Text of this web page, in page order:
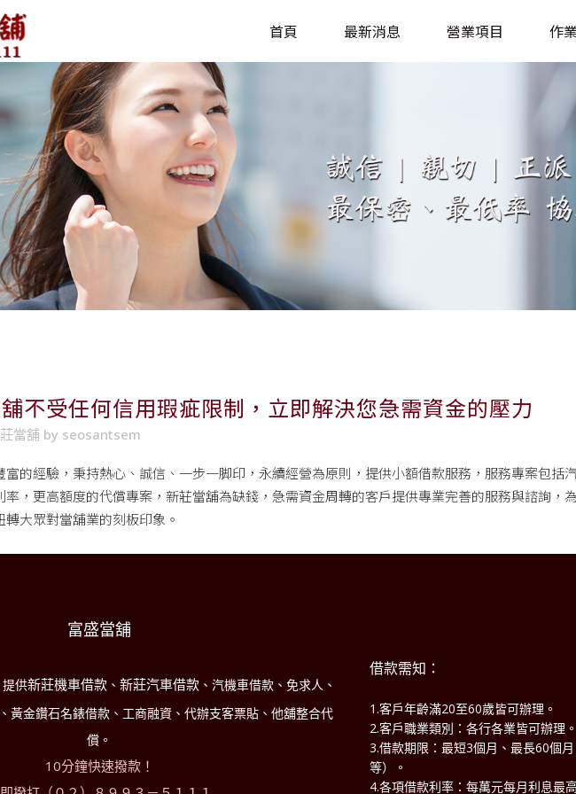
首頁 最新消息 營業項目 作
不受任何信用瑕疵限制，立即解決您急需資金的壓力
當舖 by seosantsem
富的經驗，秉持熱心、誠信、一步一脚印，永續經營為原則，提供小額借款服務，服務專案包括
，更高額度的代償專案，新莊當舖為缺錢，急需資金周轉的客戶提供專業完善的服務與諮詢，
大眾對當舖業的刻板印象。
富盛當舖
提供新莊機車借款 、 新莊汽車借款 、汽機車借款、免求人、
黃金鑽石名錶借款、工商融資、代辦支客票貼、他舖整合代
償。
10分鐘快速撥款！
借款需知：
1.客戶年齡滿20至60歲皆可辦理。
2.客戶職業類別：各行各業皆可辦理。
3.借款期限：最短3個月、最長60個
等）。
4.各項借款利率：每萬元每月利息最